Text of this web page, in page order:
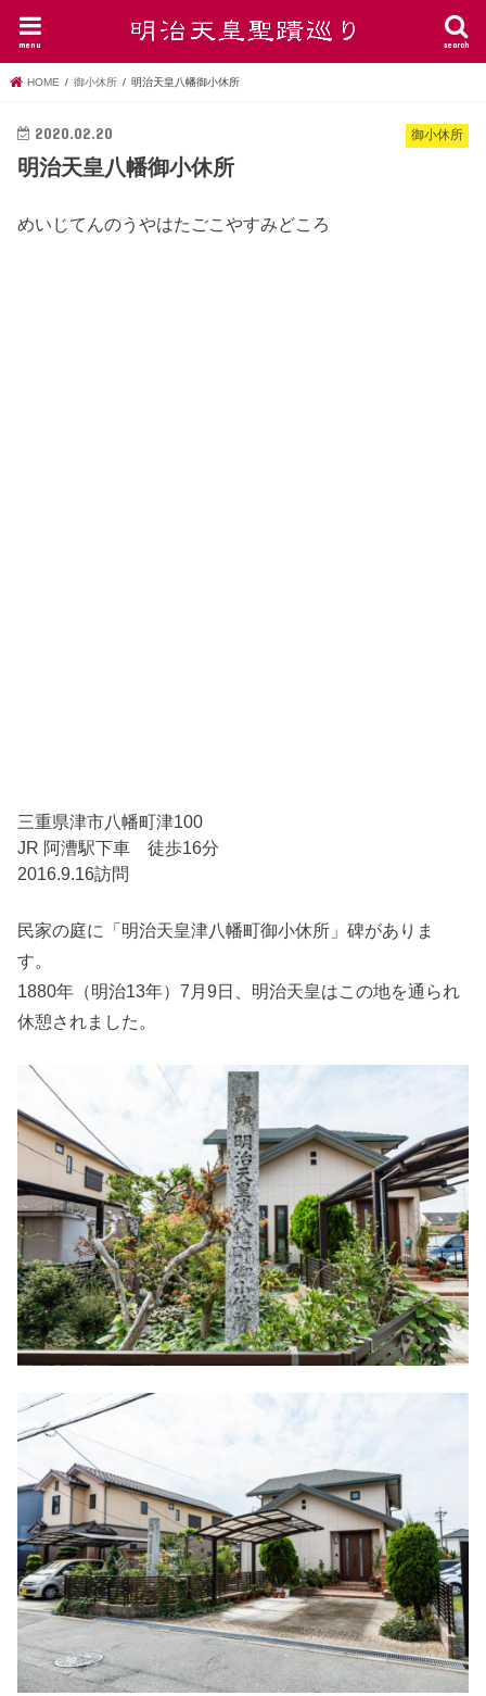
search
menu
HOME 御小休所 明治天皇八幡御小休所
御小休所
2020.02.20
明治天皇八幡御小休所
めいじてんのうやはたごこやすみどころ
三重県津市八幡町津100
JR 阿漕駅下車 徒歩16分
2016.9.16訪問
民家の庭に「明治天皇津八幡町御小休所」碑がありま
す。
1880年（明治13年）7月9日、明治天皇はこの地を通られ
休憩されました。